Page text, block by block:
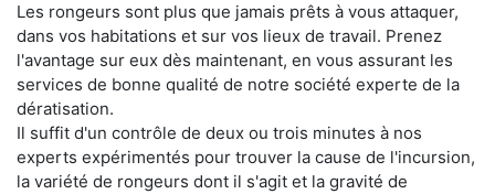
Les rongeurs sont plus que jamais prêts à vous attaquer,
dans vos habitations et sur vos lieux de travail. Prenez
l'avantage sur eux dès maintenant, en vous assurant les
services de bonne qualité de notre société experte de la
dératisation.
Il suffit d'un contrôle de deux ou trois minutes à nos
experts expérimentés pour trouver la cause de l'incursion,
la variété de rongeurs dont il s'agit et la gravité de